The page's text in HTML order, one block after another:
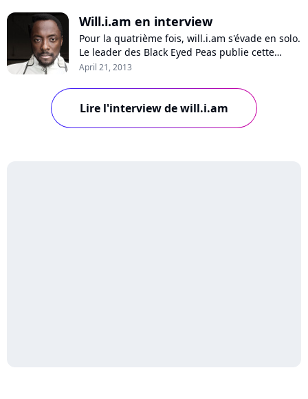
Will.i.am en interview
Pour la quatrième fois, will.i.am s'évade en solo.
Le leader des Black Eyed Peas publie cette
semaine son quatrième album "#willpower",
pour une série de featurings parfois
inattendus. Avec déjà deux tubes gravés sur
cette galette, will.i.am s'offre toutes le...
April 21, 2013
Lire l'interview de will.i.am